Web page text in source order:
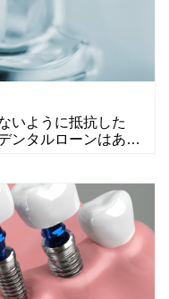
いように抵抗した
ンタルローンはあ